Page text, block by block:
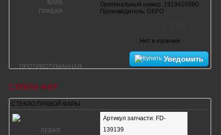
Оригинальный номер: 191941699D
Производитель: DEPO
Нет в наличии
Уведомить
СТЕКЛА ФАР
СТЕКЛО ПРАВОЙ ФАРЫ
Артикул запчасти: FD-
139139